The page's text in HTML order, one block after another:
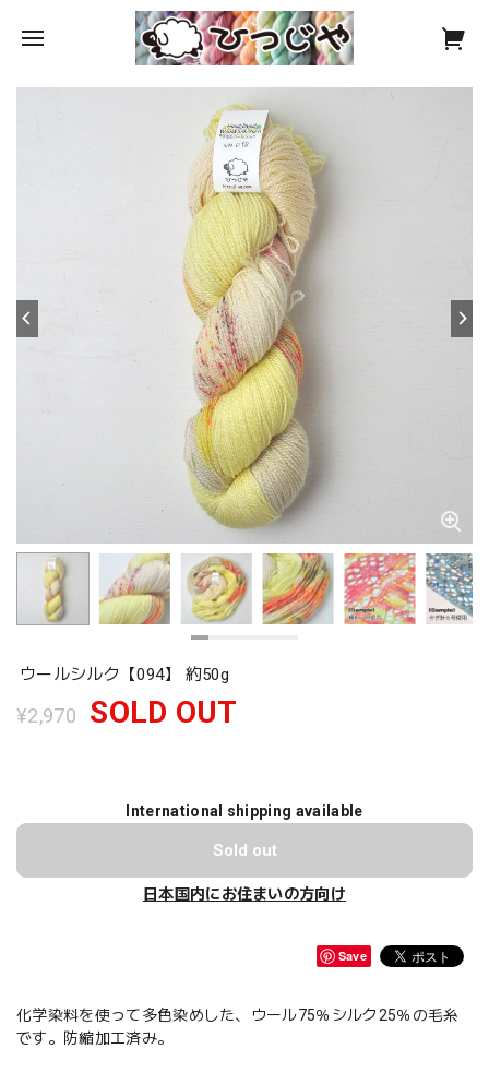
ウールシルク【094】 約50g
¥2,970 SOLD OUT
International shipping available
Sold out
日本国内にお住まいの方向け
Save
化学染料を使って多色染めした、ウール75％シルク25％の毛糸
です。防縮加工済み。